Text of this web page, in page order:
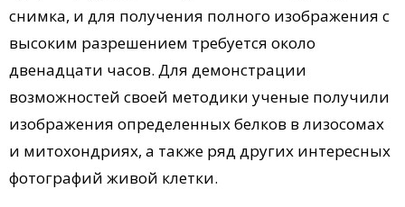
снимка, и для получения полного изображения с
высоким разрешением требуется около
двенадцати часов. Для демонстрации
возможностей своей методики ученые получили
изображения определенных белков в лизосомах
и митохондриях, а также ряд других интересных
фотографий живой клетки.